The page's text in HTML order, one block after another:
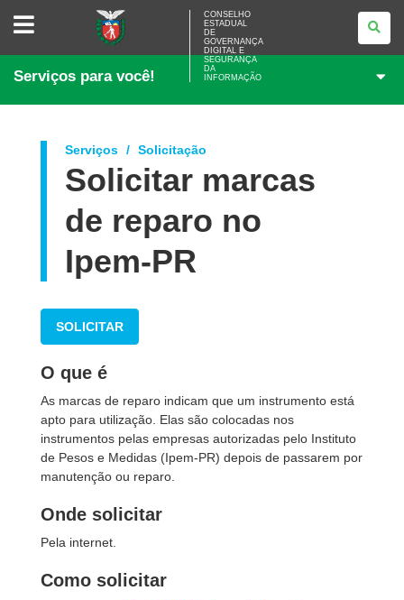
CONSELHO
ESTADUAL
GOVERNANÇA
E
DA
CONSELHO
ESTADUAL
DE
GOVERNANÇA
DIGITAL E
SEGURANÇA
DA
INFORMAÇÃO
Serviços para você!
Serviços Solicitação
Solicitar marcas
de reparo no
Ipem-PR
SOLICITAR
O que é
As marcas de reparo indicam que um instrumento está
apto para utilização. Elas são colocadas nos
instrumentos pelas empresas autorizadas pelo Instituto
de Pesos e Medidas (Ipem-PR) depois de passarem por
manutenção ou reparo.
Onde solicitar
Pela internet.
Como solicitar